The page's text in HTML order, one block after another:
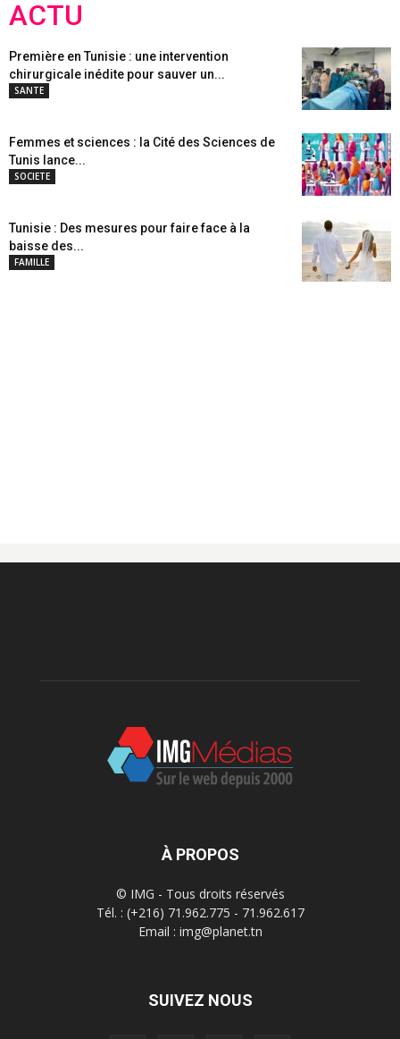
ACTU
Première en Tunisie : une intervention
chirurgicale inédite pour sauver un...
SANTE
Femmes et sciences : la Cité des Sciences de
Tunis lance...
SOCIETE
Tunisie : Des mesures pour faire face à la
baisse des...
FAMILLE
À PROPOS
© IMG - Tous droits réservés
Tél. : (+216) 71.962.775 - 71.962.617
Email : img@planet.tn
SUIVEZ NOUS